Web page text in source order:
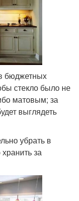
бюджетных
стекло было не
матовым; за
выглядеть
убрать в
за